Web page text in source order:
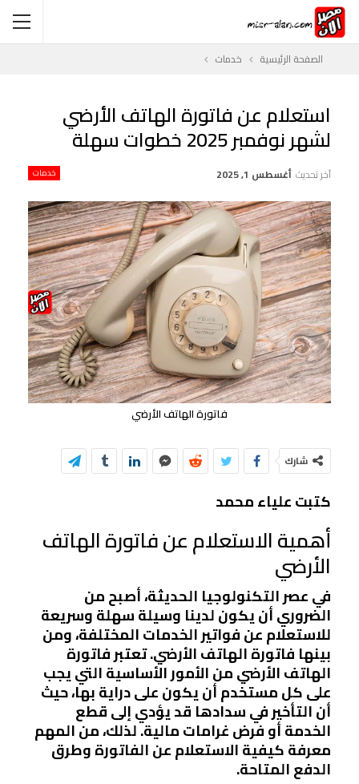
الصفحة الرئيسية خدمات
استعلام عن فاتورة الهاتف الأرضي
لشهر نوفمبر 2025 خطوات سهلة
خدمات آخر تحديث أغسطس 1, 2025
فاتورة الهاتف الأرضي
شارك
كتبت علياء محمد
أهمية الاستعلام عن فاتورة الهاتف
الأرضي
في عصر التكنولوجيا الحديثة، أصبح من
الضروري أن يكون لدينا وسيلة سهلة وسريعة
للاستعلام عن فواتير الخدمات المختلفة، ومن
بينها فاتورة الهاتف الأرضي. تعتبر فاتورة
الهاتف الأرضي من الأمور الأساسية التي يجب
على كل مستخدم أن يكون على دراية بها، حيث
أن التأخير في سدادها قد يؤدي إلى قطع
الخدمة أو فرض غرامات مالية. لذلك، من المهم
معرفة كيفية الاستعلام عن الفاتورة وطرق
الدفع المتاحة.